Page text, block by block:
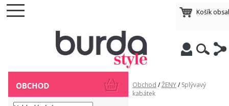
Košík
Obchod /ŽENY/ Splývavý
kabátek